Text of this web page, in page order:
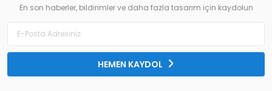
En son haberler, bildirimler ve daha fazla tasarım için kaydolun
HEMEN KAYDOL